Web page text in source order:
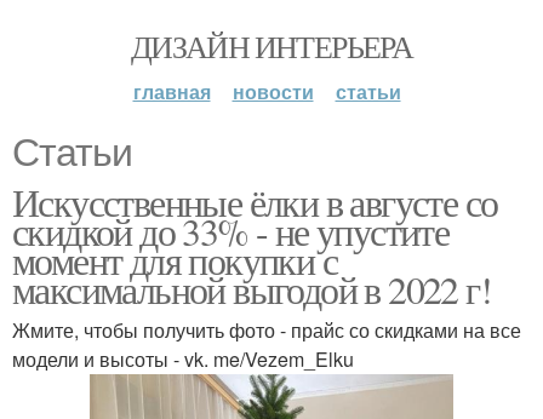
ДИЗАЙН ИНТЕРЬЕРА
главная новости статьи
Статьи
Искусственные ёлки в августе со
скидкой до 33% - не упустите
момент для покупки с
максимальной выгодой в 2022 г!
Жмите, чтобы получить фото - прайс со скидками на все
модели и высоты - vk. me/Vezem_Elku